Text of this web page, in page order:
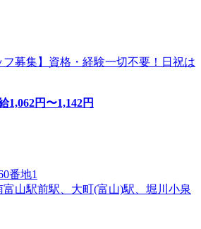
フ募集】資格・経験一切不要！日祝は
1,062円〜1,142円
番地1
山駅前駅、大町(富山)駅、堀川小泉